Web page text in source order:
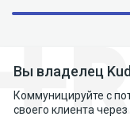
Вы владелец
Коммуницируйте с
своего клиента